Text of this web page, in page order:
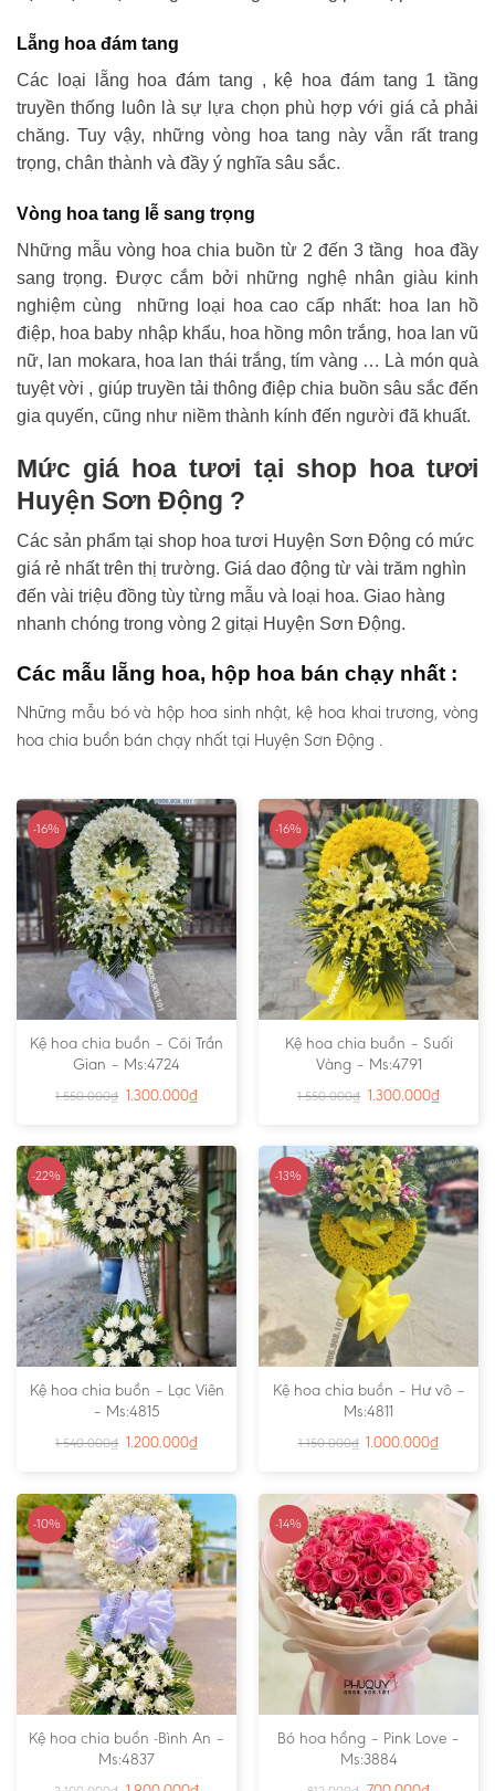
Lẵng hoa đám tang
Các loại lẵng hoa đám tang , kệ hoa đám tang 1 tầng
truyền thống luôn là sự lựa chọn phù hợp với giá cả phải
chăng. Tuy vậy, những vòng hoa tang này vẫn rất trang
trọng, chân thành và đầy ý nghĩa sâu sắc.
Vòng hoa tang lễ sang trọng
Những mẫu vòng hoa chia buồn từ 2 đến 3 tầng hoa đầy
sang trọng. Được cắm bởi những nghệ nhân giàu kinh
nghiệm cùng những loại hoa cao cấp nhất: hoa lan hồ
điệp, hoa baby nhập khẩu, hoa hồng môn trắng, hoa lan vũ
nữ, lan mokara, hoa lan thái trắng, tím vàng … Là món quà
tuyệt vời , giúp truyền tải thông điệp chia buồn sâu sắc đến
gia quyến, cũng như niềm thành kính đến người đã khuất.
Mức giá hoa tươi tại shop hoa tươi
Huyện Sơn Động ?
Các sản phẩm tại shop hoa tươi Huyện Sơn Động có mức
giá rẻ nhất trên thị trường. Giá dao động từ vài trăm nghìn
đến vài triệu đồng tùy từng mẫu và loại hoa. Giao hàng
nhanh chóng trong vòng 2 gitại Huyện Sơn Động.
Các mẫu lẵng hoa, hộp hoa bán chạy nhất :
Những mẫu bó và hộp hoa sinh nhật, kệ hoa khai trương, vòng
hoa chia buồn bán chạy nhất tại Huyện Sơn Động .
-16%
Kệ hoa chia buồn – Cõi Trần
Gian – Ms:4724
1.550.000₫ 1.300.000₫
-16%
Kệ hoa chia buồn – Suối
Vàng – Ms:4791
1.550.000₫ 1.300.000₫
-22%
Kệ hoa chia buồn – Lạc Viên
– Ms:4815
1.540.000₫ 1.200.000₫
-13%
Kệ hoa chia buồn – Hư vô –
Ms:4811
1.150.000₫ 1.000.000₫
-10%
Kệ hoa chia buồn -Bình An –
Ms:4837
-14%
Bó hoa hồng – Pink Love –
Ms:3884